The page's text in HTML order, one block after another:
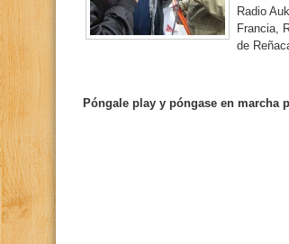
Radio
Francia,
de
Póngale play y póngase en marcha